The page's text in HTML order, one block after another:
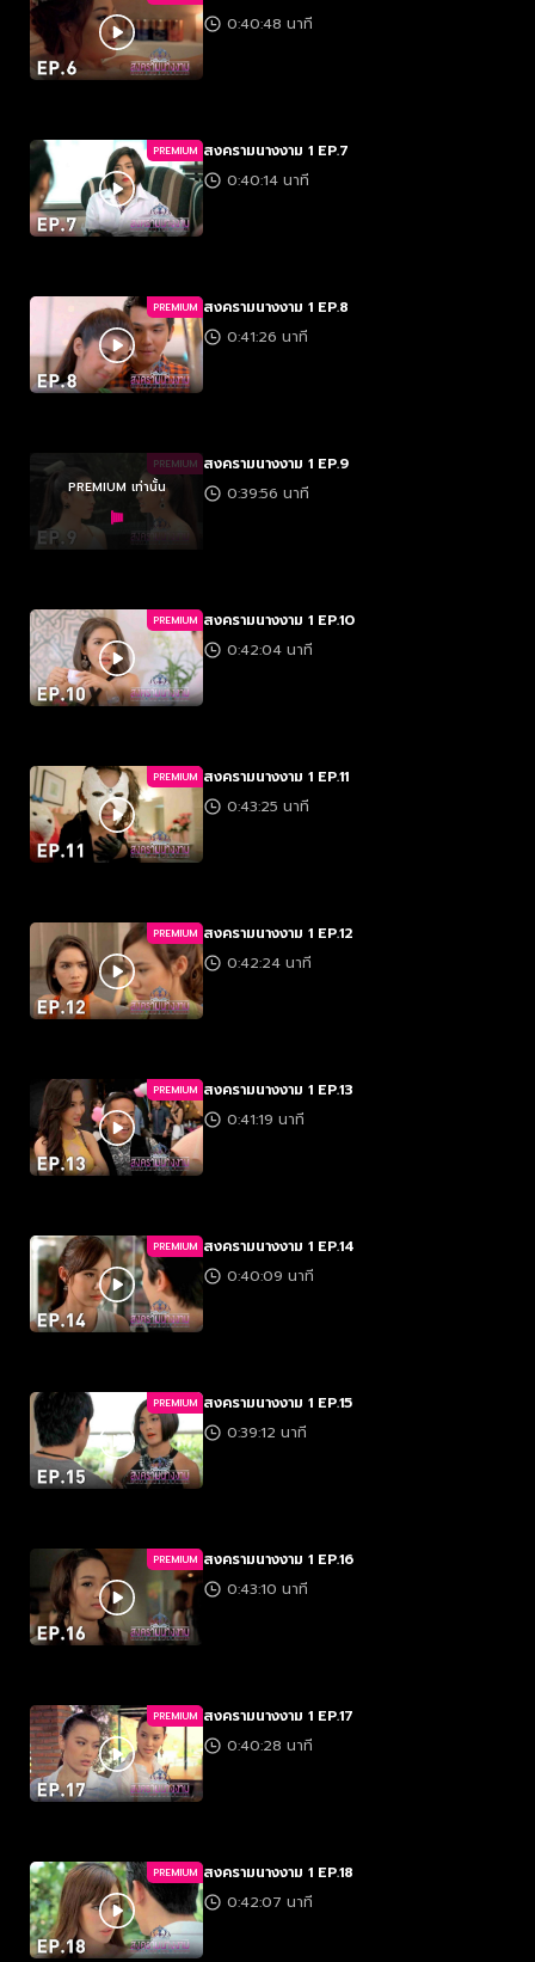
0:40:48 นาที
PREMIUM สงครามนางงาม 1 EP.7
0:40:14 นาที
PREMIUM สงครามนางงาม 1 EP.8
0:41:26 นาที
PREMIUM
PREMIUM เท่านั้น
สงครามนางงาม 1 EP.9
0:39:56 นาที
PREMIUM สงครามนางงาม 1 EP.10
0:42:04 นาที
PREMIUM สงครามนางงาม 1 EP.11
0:43:25 นาที
PREMIUM สงครามนางงาม 1 EP.12
0:42:24 นาที
PREMIUM สงครามนางงาม 1 EP.13
0:41:19 นาที
PREMIUM สงครามนางงาม 1 EP.14
0:40:09 นาที
PREMIUM สงครามนางงาม 1 EP.15
0:39:12 นาที
PREMIUM สงครามนางงาม 1 EP.16
0:43:10 นาที
PREMIUM สงครามนางงาม 1 EP.17
0:40:28 นาที
PREMIUM สงครามนางงาม 1 EP.18
0:42:07 นาที